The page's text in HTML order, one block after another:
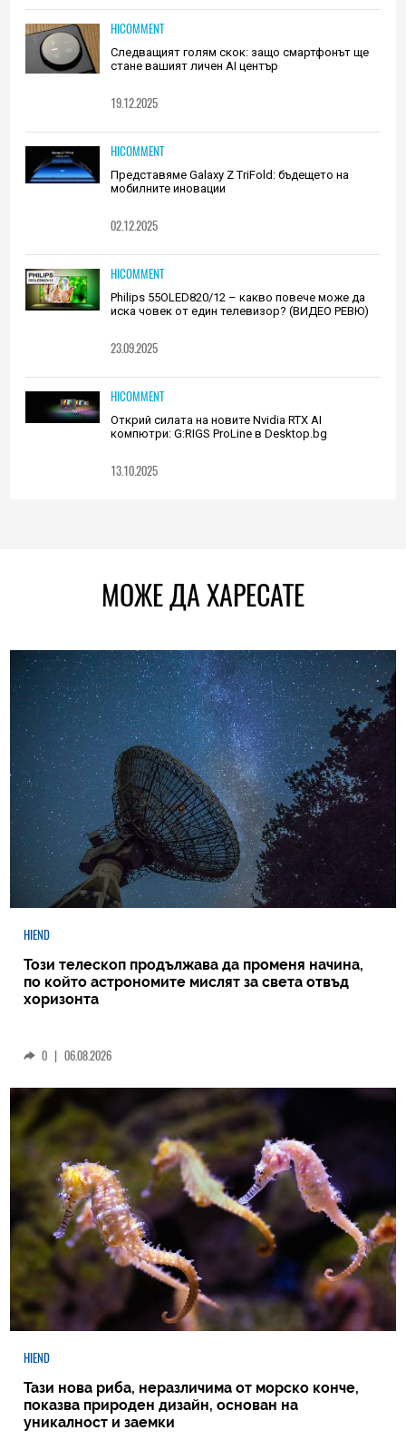
HICOMMENT
Следващият голям скок: защо смартфонът ще
стане вашият личен AI център
19.12.2025
HICOMMENT
Представяме Galaxy Z TriFold: бъдещето на
мобилните иновации
02.12.2025
HICOMMENT
Philips 55OLED820/12 – какво повече може да
иска човек от един телевизор? (ВИДЕО РЕВЮ)
23.09.2025
HICOMMENT
Открий силата на новите Nvidia RTX AI
компютри: G:RIGS ProLine в Desktop.bg
13.10.2025
МОЖЕ ДА ХАРЕСАТЕ
HIEND
Този телескоп продължава да променя начина,
по който астрономите мислят за света отвъд
хоризонта
0 | 06.08.2026
HIEND
Тази нова риба, неразличима от морско конче,
показва природен дизайн, основан на
уникалност и заемки